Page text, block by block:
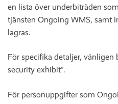
en lista över underbiträden
tjänsten Ongoing WMS, samt
lagras.
För specifika detaljer,
security exhibit”.
För personuppgifter som